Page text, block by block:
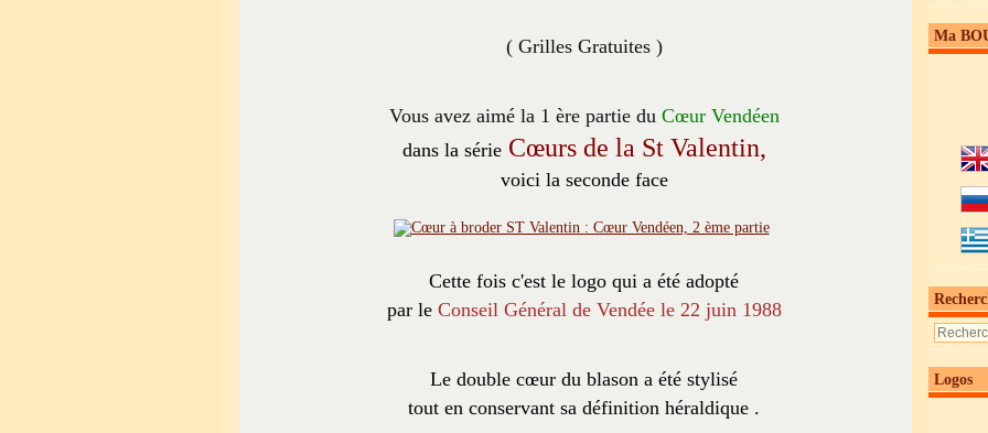
( Grilles Gratuites )
Vous avez aimé la 1 ère partie duCœur Vendéen
dans la sérieCœurs de la St Valentin,
voici la seconde face
Cette fois c'est le logo qui a été adopté
par le Conseil Général de Vendée le 22 juin 1988
Le double cœur du blason a été stylisé
tout en conservant sa définition héraldique .
Ma
Logos